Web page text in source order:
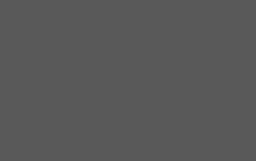
Khứu giác sẽ ngay lập tức bị chinh